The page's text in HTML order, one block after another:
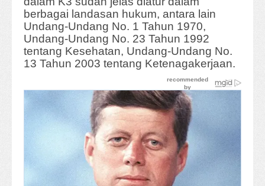
berbagai landasan hukum, antara lain
Undang-Undang No. 1 Tahun 1970,
Undang-Undang No. 23 Tahun 1992
tentang Kesehatan, Undang-Undang No.
13 Tahun 2003 tentang Ketenagakerjaan.